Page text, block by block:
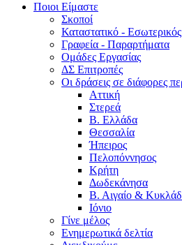
Ποιοι Είμαστε
Σκοποί
Καταστατικό -
Γραφεία - Παραρτήματα
Ομάδες Εργασίας
ΔΣ Επιτροπές
Οι δράσεις σε διάφορες
Αττική
Στερεά
Β. Ελλάδα
Θεσσαλία
Ήπειρος
Πελοπόννησος
Κρήτη
Δωδεκάνησα
Β. Αιγαίο &
Ιόνιο
Γίνε μέλος
Ενημερωτικά δελτία